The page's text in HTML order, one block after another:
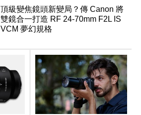
頂級變焦鏡頭新變局？傳 Canon 將
雙鏡合一打造 RF 24-70mm F2L IS
VCM 夢幻規格